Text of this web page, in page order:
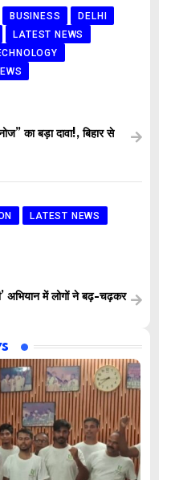
BUSINESS
DELHI
LATEST NEWS
का बड़ा दावा!, बिहार से
LATEST NEWS
अभियान में लोगों ने बढ़-चढ़कर